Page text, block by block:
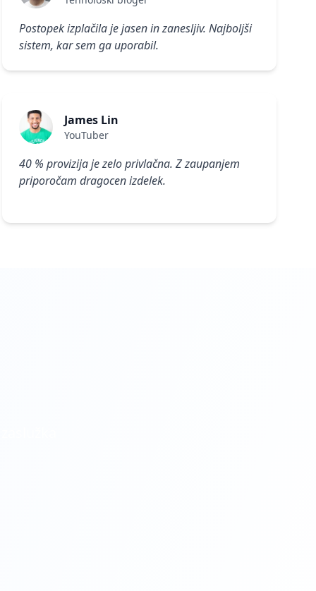
Postopek izplačila je jasen in zanesljiv. Najboljši
sistem, kar sem ga uporabil.
James Lin
YouTuber
40 % provizija je zelo privlačna. Z zaupanjem
priporočam dragocen izdelek.